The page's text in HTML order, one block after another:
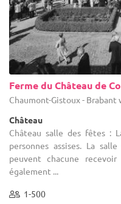
Ferme du Château de
Chaumont-Gistoux - Brabant
Château
Château salle des fêtes :
personnes assises. La
peuvent chacune recevoir
également ...
1-500